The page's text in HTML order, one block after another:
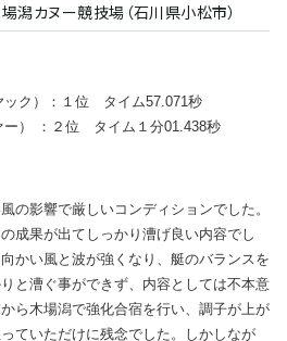
潟カヌー競技場（石川県小松市）
ク）：１位 タイム57.071秒
） ：２位 タイム１分01.438秒
の影響で厳しいコンディションでした。
成果が出てしっかり漕げ良い内容でし
かい風と波が強くなり、艇のバランスを
と漕ぐ事ができず、内容としては不本意
ら木場潟で強化合宿を行い、調子が上が
ていただけに残念でした。しかしなが